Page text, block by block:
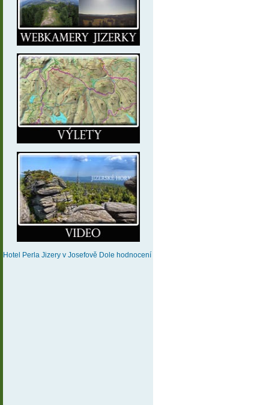
Hotel Perla Jizery v Josefově Dole hodnocení